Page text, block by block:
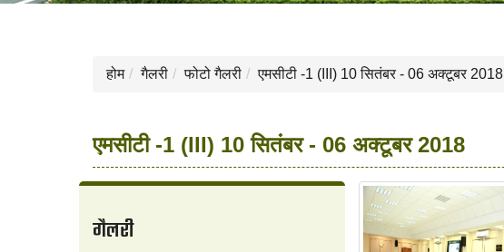
होम गैलरी फोटो गैलरी एमसीटी -1 (III) 10 सितंबर - 06 अक्टूबर 2018
एमसीटी -1 (III) 10 सितंबर - 06 अक्टूबर 2018
गैलरी